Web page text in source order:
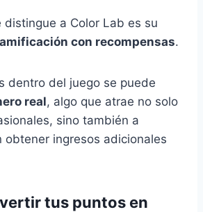
distingue a Color Lab es su
con recompensas.
dentro del juego se puede
real, algo que atrae no solo
sino también a
obtener ingresos adicionales
tus puntos en